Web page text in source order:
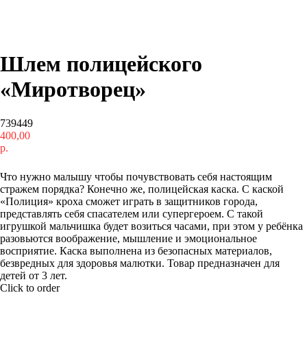
Шлем полицейского
«Миротворец»
739449
400,00
р.
Что нужно малышу чтобы почувствовать себя настоящим
стражем порядка? Конечно же, полицейская каска. С каской
«Полиция» кроха сможет играть в защитников города,
представлять себя спасателем или супергероем. С такой
игрушкой мальчишка будет возиться часами, при этом у ребёнка
разовьются воображение, мышление и эмоциональное
восприятие. Каска выполнена из безопасных материалов,
безвредных для здоровья малютки. Товар предназначен для
детей от 3 лет.
Click to order